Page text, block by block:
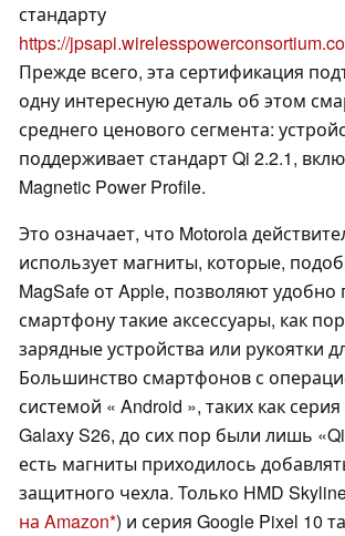
стандарту
https://
Прежде всего, эта сертификация
одну интересную деталь об этом
среднего ценового сегмента:
поддерживает стандарт Qi 2.2.1,
Magnetic Power Profile.
Это означает, что Motorola
использует магниты, которые,
MagSafe от Apple, позволяют
смартфону такие аксессуары, как
зарядные устройства или рукоятки
Большинство смартфонов с
системой « Android », таких как
Galaxy S26, до сих пор были лишь
есть магниты приходилось
защитного чехла. Только HMD
на Amazon ) и серия Google Pixel 10